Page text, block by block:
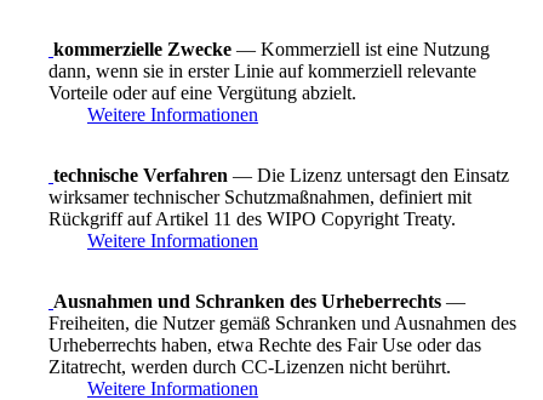
kommerzielle Zwecke — Kommerziell ist eine Nutzung
dann, wenn sie in erster Linie auf kommerziell relevante
Vorteile oder auf eine Vergütung abzielt.
Weitere Informationen
technische Verfahren — Die Lizenz untersagt den Einsatz
wirksamer technischer Schutzmaßnahmen, definiert mit
Rückgriff auf Artikel 11 des WIPO Copyright Treaty.
Weitere Informationen
Ausnahmen und Schranken des Urheberrechts —
Freiheiten, die Nutzer gemäß Schranken und Ausnahmen des
Urheberrechts haben, etwa Rechte des Fair Use oder das
Zitatrecht, werden durch CC-Lizenzen nicht berührt.
Weitere Informationen